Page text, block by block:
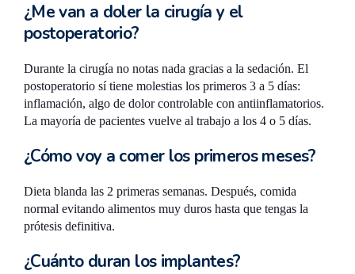
¿Me van a doler la cirugía y el
postoperatorio?
Durante la cirugía no notas nada gracias a la sedación. El
postoperatorio sí tiene molestias los primeros 3 a 5 días:
inflamación, algo de dolor controlable con antiinflamatorios.
La mayoría de pacientes vuelve al trabajo a los 4 o 5 días.
¿Cómo voy a comer los primeros meses?
Dieta blanda las 2 primeras semanas. Después, comida
normal evitando alimentos muy duros hasta que tengas la
prótesis definitiva.
¿Cuánto duran los implantes?